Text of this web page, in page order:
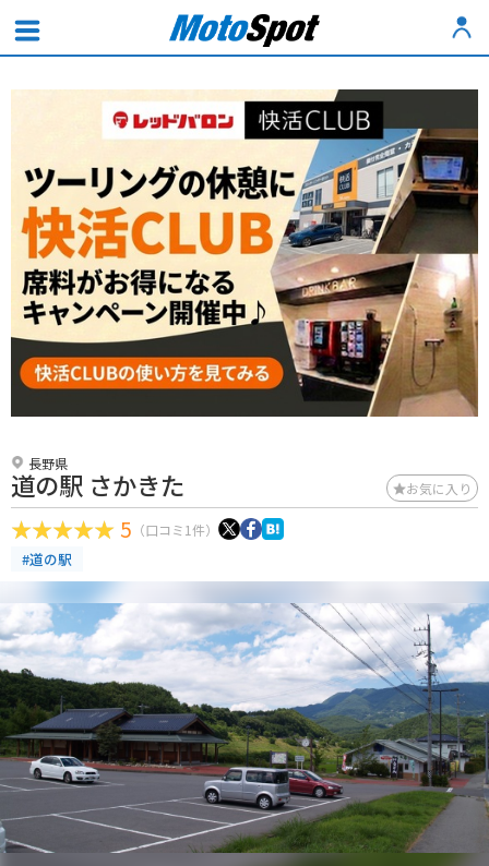
長野県
道の駅 さかきた お気に入り
5 （口コミ1件）
#道の駅